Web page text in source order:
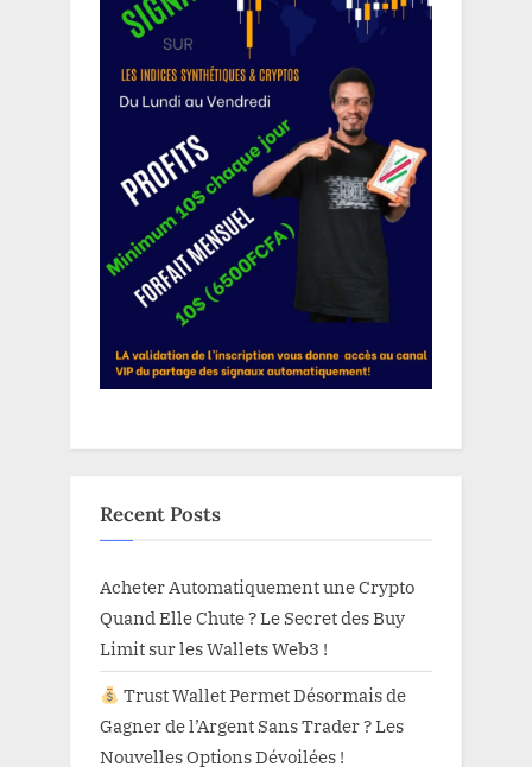
Recent Posts
Acheter Automatiquement une Crypto
Quand Elle Chute ? Le Secret des Buy
Limit sur les Wallets Web3 !
Trust Wallet Permet Désormais de
Gagner de l’Argent Sans Trader ? Les
Nouvelles Options Dévoilées !